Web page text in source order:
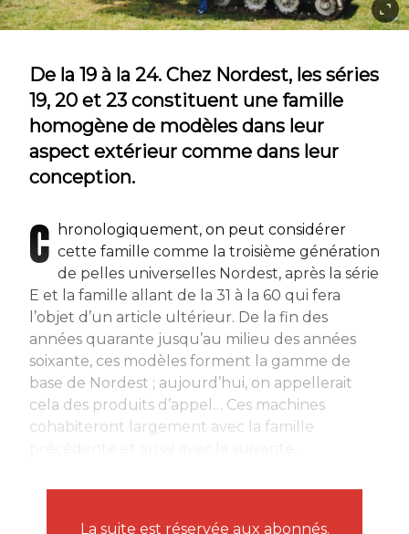
De la 19 à la 24. Chez Nordest, les séries
19, 20 et 23 constituent une famille
homogène de modèles dans leur
aspect extérieur comme dans leur
conception.
C
hronologiquement, on peut considérer
cette famille comme la troisième génération
de pelles universelles Nordest, après la série
E et la famille allant de la 31 à la 60 qui fera
l’objet d’un article ultérieur. De la fin des
années quarante jusqu’au milieu des années
soixante, ces modèles forment la gamme de
base de Nordest ; aujourd’hui, on appellerait
cela des produits d’appel… Ces machines
cohabiteront largement avec la famille
La suite est réservée aux abonnés.